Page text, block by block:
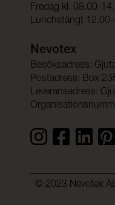
Fredag kl. 08.00-
Lunchstängt
Nevotex
Besöksadress:
Postadress: Box
Leveransadress:
© 2023 Nevotex